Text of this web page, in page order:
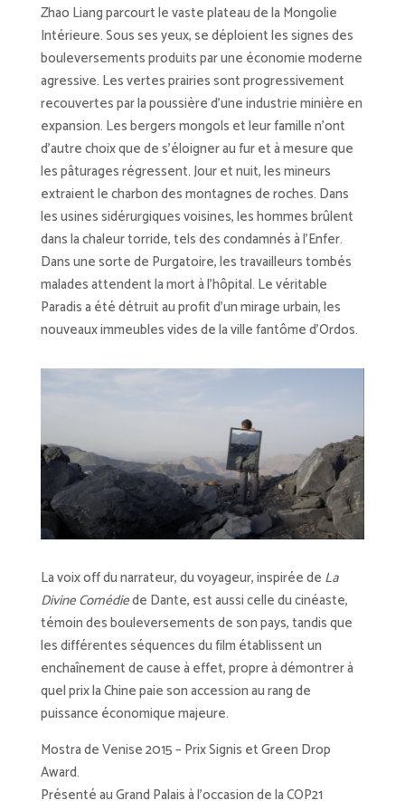
Zhao Liang parcourt le vaste plateau de la Mongolie
Intérieure. Sous ses yeux, se déploient les signes des
bouleversements produits par une économie moderne
agressive. Les vertes prairies sont progressivement
recouvertes par la poussière d’une industrie minière en
expansion. Les bergers mongols et leur famille n’ont
d’autre choix que de s’éloigner au fur et à mesure que
les pâturages régressent. Jour et nuit, les mineurs
extraient le charbon des montagnes de roches. Dans
les usines sidérurgiques voisines, les hommes brûlent
dans la chaleur torride, tels des condamnés à l’Enfer.
Dans une sorte de Purgatoire, les travailleurs tombés
malades attendent la mort à l’hôpital. Le véritable
Paradis a été détruit au profit d’un mirage urbain, les
nouveaux immeubles vides de la ville fantôme d’Ordos.
La voix off du narrateur, du voyageur, inspirée de La
Divine Comédiede Dante, est aussi celle du cinéaste,
témoin des bouleversements de son pays, tandis que
les différentes séquences du film établissent un
enchaînement de cause à effet, propre à démontrer à
quel prix la Chine paie son accession au rang de
puissance économique majeure.
Mostra de Venise 2015 – Prix Signis et Green Drop
Award.
Présenté au Grand Palais à l’occasion de la COP21